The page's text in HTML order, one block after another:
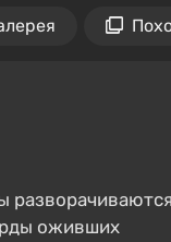
оживших